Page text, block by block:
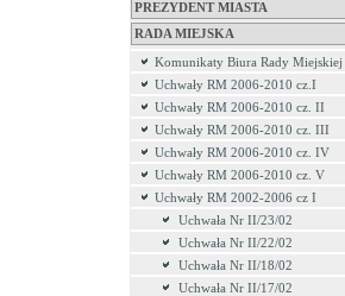
PREZYDENT MIASTA
RADA MIEJSKA
Komunikaty Biura Rady Miejskiej
Uchwały RM 2006-2010 cz.I
Uchwały RM 2006-2010 cz. II
Uchwały RM 2006-2010 cz. III
Uchwały RM 2006-2010 cz. IV
Uchwały RM 2006-2010 cz. V
Uchwały RM 2002-2006 cz I
Uchwała Nr II/23/02
Uchwała Nr II/22/02
Uchwała Nr II/18/02
Uchwała Nr II/17/02